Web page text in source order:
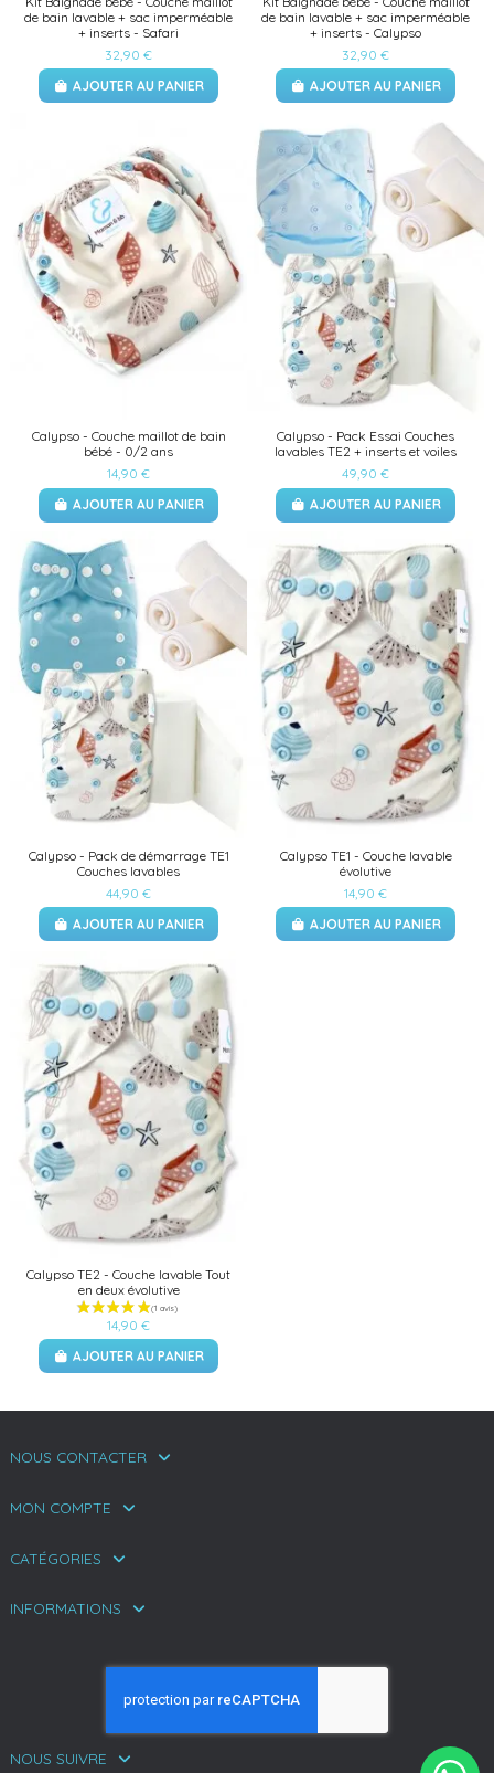
de bain lavable + sac imperméable
+ inserts - Safari
32,90 €
AJOUTER AU PANIER
de bain lavable + sac imperméable
+ inserts - Calypso
32,90 €
AJOUTER AU PANIER
Calypso - Couche maillot de bain
bébé - 0/2 ans
14,90 €
AJOUTER AU PANIER
Calypso - Pack Essai Couches
lavables TE2 + inserts et voiles
49,90 €
AJOUTER AU PANIER
Calypso - Pack de démarrage TE1
Couches lavables
44,90 €
AJOUTER AU PANIER
Calypso TE1 - Couche lavable
évolutive
14,90 €
AJOUTER AU PANIER
Calypso TE2 - Couche lavable Tout
en deux évolutive
14,90 €
AJOUTER AU PANIER
NOUS CONTACTER
MON COMPTE
CATÉGORIES
INFORMATIONS
NOUS SUIVRE